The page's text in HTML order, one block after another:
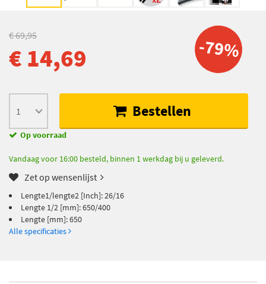
-79%
€ 69,95
€ 14,69
Bestellen
Op voorraad
Vandaag voor 16:00 besteld, binnen 1 werkdag bij u geleverd.
Zet op wensenlijst
Lengte1/lengte2 [Inch]: 26/16
Lengte 1/2 [mm]: 650/400
Lengte [mm]: 650
Alle specificaties